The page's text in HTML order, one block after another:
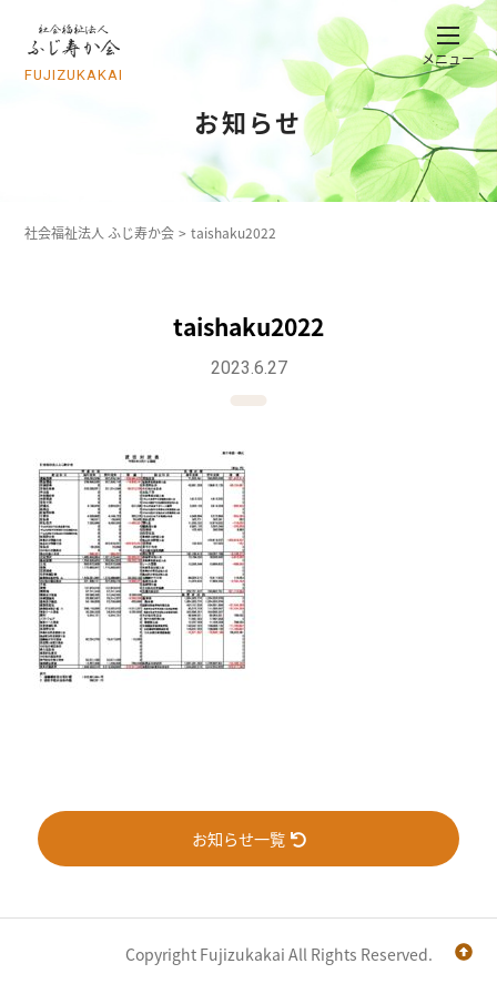
FUJIZUKAKAI
メニュー
お知らせ
社会福祉法人 ふじ寿か会 taishaku2022
taishaku2022
2023.6.27
お知らせ一覧
Copyright Fujizukakai All Rights Reserved.